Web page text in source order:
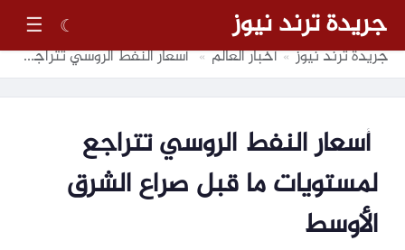
جريدة ترند نيوز ☾
☰
جريدة ترند نيوز » أخبار العالم » أسعار النفط الروسي تتراجع لمستويات ما قبل صراع الشرق الأوسط
أسعار النفط الروسي تتراجع
لمستويات ما قبل صراع الشرق
الأوسط